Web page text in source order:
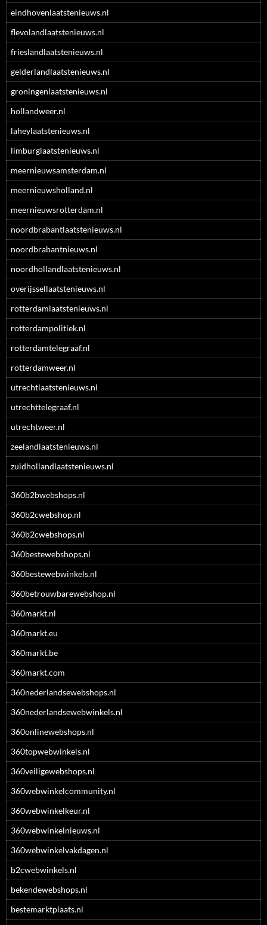
eindhovenlaatstenieuws.nl
flevolandlaatstenieuws.nl
frieslandlaatstenieuws.nl
gelderlandlaatstenieuws.nl
groningenlaatstenieuws.nl
hollandweer.nl
laheylaatstenieuws.nl
limburglaatstenieuws.nl
meernieuwsamsterdam.nl
meernieuwsholland.nl
meernieuwsrotterdam.nl
noordbrabantlaatstenieuws.nl
noordbrabantnieuws.nl
noordhollandlaatstenieuws.nl
overijssellaatstenieuws.nl
rotterdamlaatstenieuws.nl
rotterdampolitiek.nl
rotterdamtelegraaf.nl
rotterdamweer.nl
utrechtlaatstenieuws.nl
utrechttelegraaf.nl
utrechtweer.nl
zeelandlaatstenieuws.nl
zuidhollandlaatstenieuws.nl
360b2bwebshops.nl
360b2cwebshop.nl
360b2cwebshops.nl
360bestewebshops.nl
360bestewebwinkels.nl
360betrouwbarewebshop.nl
360markt.nl
360markt.eu
360markt.be
360markt.com
360nederlandsewebshops.nl
360nederlandsewebwinkels.nl
360onlinewebshops.nl
360topwebwinkels.nl
360veiligewebshops.nl
360webwinkelcommunity.nl
360webwinkelkeur.nl
360webwinkelnieuws.nl
360webwinkelvakdagen.nl
b2cwebwinkels.nl
bekendewebshops.nl
bestemarktplaats.nl